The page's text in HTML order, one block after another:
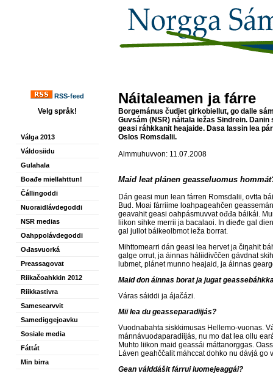
RSS-feed
Velg språk!
Válga 2013
Váldosiidu
Gulahala
Boađe miellahttun!
Čállingoddi
Nuoraidlávdegoddi
NSR medias
Oahppolávdegoddi
Ođasvuorká
Preassagovat
Riikačoahkkin 2012
Riikkastivra
Samesearvvit
Samediggejoavku
Sosiale media
Fáttát
Min birra
Náitaleamen ja fárre
Borgemánus čudjet girkobiellut, go dalle
Guvsám (NSR) náitala iežas Sindrein. Danin
geasi ráhkkanit heajaide. Dasa lassin lea
Oslos Romsdalii.
Almmuhuvvon: 11.07.2008
Maid leat plánen geasseluomus hommát
Dán geasi mun lean fárren Romsdalii, ovtta
Bud. Moai fárriime loahpageahčen
geavahit geasi oahpásmuvvat ođđa báikái.
liikon sihke merrii ja bacalaoi. In dieđe gal
gal jullot báikeolbmot ieža borrat.
Mihttomearri dán geasi lea hervet ja čiŋahit
galge orrut, ja áinnas háliidivččen gávdnat
lubmet, plánet munno heajaid, ja áinnas
Maid don áinnas borat ja jugat
Váras sáiddi ja ájačázi.
Mii lea du geasseparadiijás?
Vuodnabahta siskkimusas Hellemo-vuonas.
mánnávuođaparadiijás, nu mo dat lea ollu
Muhto liikon maid geassái máttanorggas.
Láven geahččalit máhccat dohko nu dávjá
Gean válddášit fárrui luomejeaggái?